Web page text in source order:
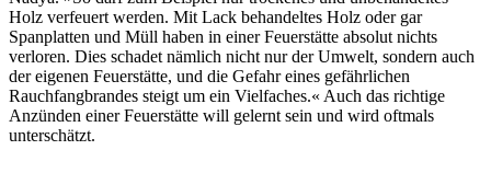
Holz verfeuert werden. Mit Lack behandeltes Holz oder gar
Spanplatten und Müll haben in einer Feuerstätte absolut nichts
verloren. Dies schadet nämlich nicht nur der Umwelt, sondern auch
der eigenen Feuerstätte, und die Gefahr eines gefährlichen
Rauchfangbrandes steigt um ein Vielfaches.« Auch das richtige
Anzünden einer Feuerstätte will gelernt sein und wird oftmals
unterschätzt.